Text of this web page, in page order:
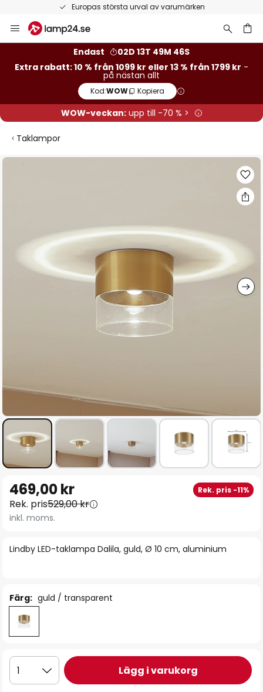
Europas största urval av varumärken
Hoppa
till
Endast
02D 13T 49M 45S
Extra rabatt: 10 % från 1099 kr eller 13 % från 1799 kr -
på nästan allt
Kod:WOW Kopiera
WOW-veckan:upp till -70 % >
Taklampor
Hoppa
till
början
av
Lindby LED-taklampa Dalila, guld, Ø 10 cm, aluminium
469,00 kr Rek. pris -11%
Rek. pris529,00 kr
inkl. moms.
Färg: guld / transparent
1 Lägg i varukorg